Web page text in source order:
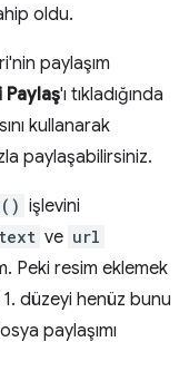
oldu.
paylaşım
Paylaş'ı tıkladığında
kullanarak
paylaşabilirsiniz.
işlevini
text ve url
Peki resim eklemek
düzeyi henüz bunu
paylaşımı